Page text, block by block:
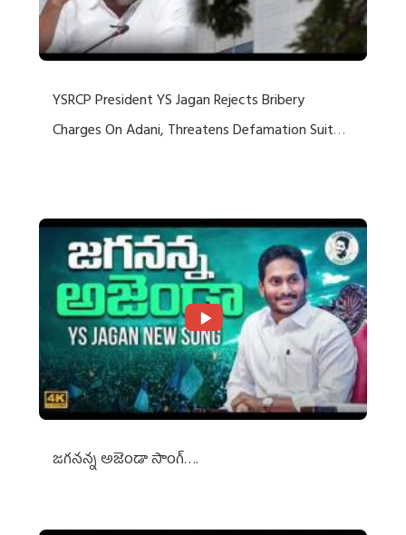
YSRCP President YS Jagan Rejects Bribery
Charges On Adani, Threatens Defamation Suit
జగనన్న అజెండా సాంగ్….